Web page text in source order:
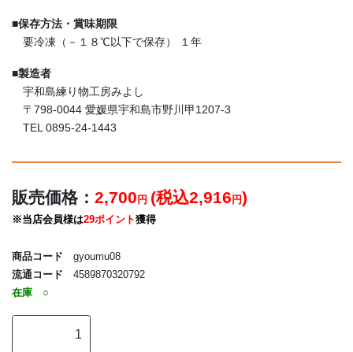
■保存方法・賞味期限
要冷凍（－１８℃以下で保存） １年
■製造者
宇和島練り物工房みよし
〒798-0044 愛媛県宇和島市野川甲1207-3
TEL 0895-24-1443
販売価格： 2,700 円 (税込2,916 円)
※当店会員様は29ポイント獲得
商品コード gyoumu08
流通コード 4589870320792
在庫 ○